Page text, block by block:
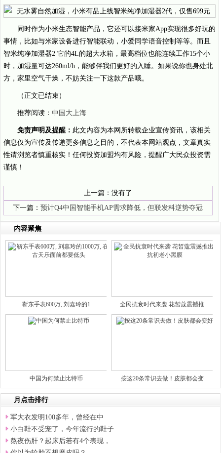
同时作为小米生态智能产品，它还可以接米家App实现很多好玩的
事情，比如与米家设备进行智能联动，小爱同学语音控制等等。而且
智米纯净加湿器2 它的4L的超大水箱，最高档位也能连续工作15个小
时，加湿量可达260ml/h，能够伴我们更好的入睡。如果说你也身处北
方，家里空气干燥，不妨关注一下这款产品哦。
（正文已结束）
推荐阅读： 中国大上海
免责声明及提醒： 此文内容为本网所转载企业宣传资讯，该相关
信息仅为宣传及传递更多信息之目的，不代表本网站观点，文章真实
性请浏览者慎重核实！任何投资加盟均有风险，提醒广大民众投资需
谨慎！
上一篇：没有了
下一篇：预计Q4中国智能手机AP需求降低，但联发科逆势夺冠
内容聚焦
靳东手表600万, 刘嘉玲的1 全民抗衰时代来袭 花皙蔻震撼推
中国为何禁止比特币 按这20条常识去做！皮肤都会变
月点击排行
军大衣发明100多年，曾经在中
小白鞋不受宠了，今年流行的鞋子
熬夜伤肝？起床后若有4个表现，